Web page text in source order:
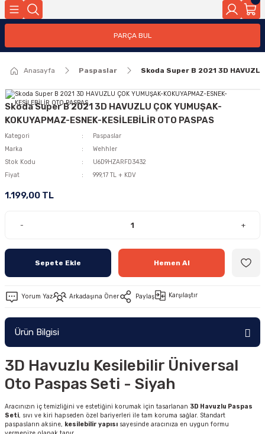
PARÇA BUL
Anasayfa Paspaslar Skoda Super B 2021 3D
Skoda Super B 2021 3D HAVUZLU ÇOK YUMUŞAK-
KOKUYAPMAZ-ESNEK-KESİLEBİLİR OTO PASPAS
Kategori
Paspaslar
Marka
Wehhler
Stok Kodu
U6D9HZARFD3432
Fiyat
999,17 TL + KDV
1.199,00 TL
- +
Sepete Ekle Hemen Al
Yorum Yaz Arkadaşına Öner Paylaş Karşılaştır
Ürün Bilgisi
3D Havuzlu Kesilebilir Üniversal
Oto Paspas Seti - Siyah
Aracınızın iç temizliğini ve estetiğini korumak için tasarlanan 3D Havuzlu Paspas
Seti, sıvı ve kiri hapseden özel bariyerleri ile tam koruma sağlar. Standart
paspasların aksine, kesilebilir yapısı sayesinde aracınıza en uygun formu